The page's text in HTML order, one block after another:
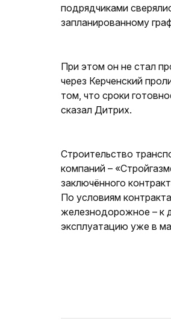
подрядчиками
запланированному
При этом он не стал
через Керченский
том, что сроки
сказал Дитрих.
Строительство
компаний –
заключённого
По условиям
железнодорожное – к
эксплуатацию уже в